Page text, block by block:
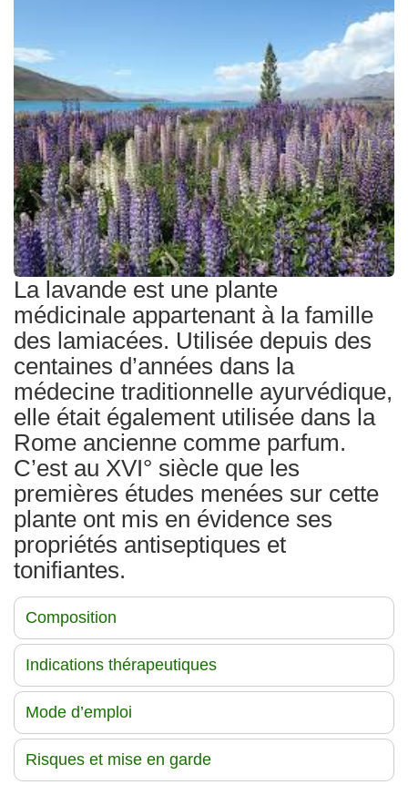
La lavande est une plante
médicinale appartenant à la famille
des lamiacées. Utilisée depuis des
centaines d’années dans la
médecine traditionnelle ayurvédique,
elle était également utilisée dans la
Rome ancienne comme parfum.
C’est au XVI° siècle que les
premières études menées sur cette
plante ont mis en évidence ses
propriétés antiseptiques et
tonifiantes.
Composition
Indications thérapeutiques
Mode d’emploi
Risques et mise en garde